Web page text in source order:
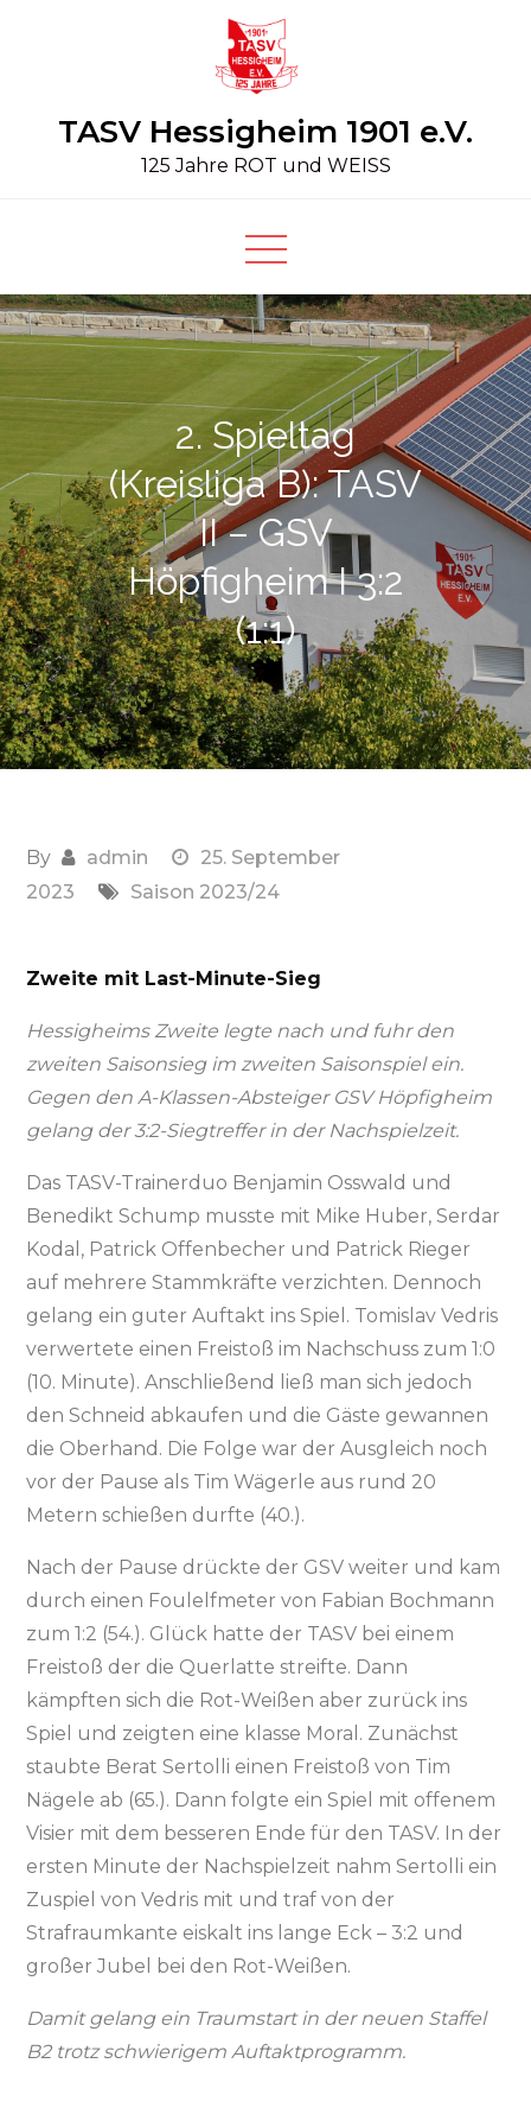
TASV Hessigheim 1901 e.V.
125 Jahre ROT und WEISS
2. Spieltag
(Kreisliga B): TASV
II – GSV
Höpfigheim I 3:2
(1:1)
By admin
25. September
2023
Saison 2023/24
Zweite mit Last-Minute-Sieg
Hessigheims Zweite legte nach und fuhr den
zweiten Saisonsieg im zweiten Saisonspiel ein.
Gegen den A-Klassen-Absteiger GSV Höpfigheim
gelang der 3:2-Siegtreffer in der Nachspielzeit.
Das TASV-Trainerduo Benjamin Osswald und
Benedikt Schump musste mit Mike Huber, Serdar
Kodal, Patrick Offenbecher und Patrick Rieger
auf mehrere Stammkräfte verzichten. Dennoch
gelang ein guter Auftakt ins Spiel. Tomislav Vedris
verwertete einen Freistoß im Nachschuss zum 1:0
(10. Minute). Anschließend ließ man sich jedoch
den Schneid abkaufen und die Gäste gewannen
die Oberhand. Die Folge war der Ausgleich noch
vor der Pause als Tim Wägerle aus rund 20
Metern schießen durfte (40.).
Nach der Pause drückte der GSV weiter und kam
durch einen Foulelfmeter von Fabian Bochmann
zum 1:2 (54.). Glück hatte der TASV bei einem
Freistoß der die Querlatte streifte. Dann
kämpften sich die Rot-Weißen aber zurück ins
Spiel und zeigten eine klasse Moral. Zunächst
staubte Berat Sertolli einen Freistoß von Tim
Nägele ab (65.). Dann folgte ein Spiel mit offenem
Visier mit dem besseren Ende für den TASV. In der
ersten Minute der Nachspielzeit nahm Sertolli ein
Zuspiel von Vedris mit und traf von der
Strafraumkante eiskalt ins lange Eck – 3:2 und
großer Jubel bei den Rot-Weißen.
Damit gelang ein Traumstart in der neuen Staffel
B2 trotz schwierigem Auftaktprogramm.